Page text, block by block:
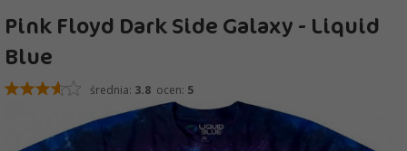
Pink Floyd Dark Side Galaxy - Liquid
Blue
średnia: 3.8 ocen: 5